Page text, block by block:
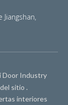
Door Industry
sitio .
interiores